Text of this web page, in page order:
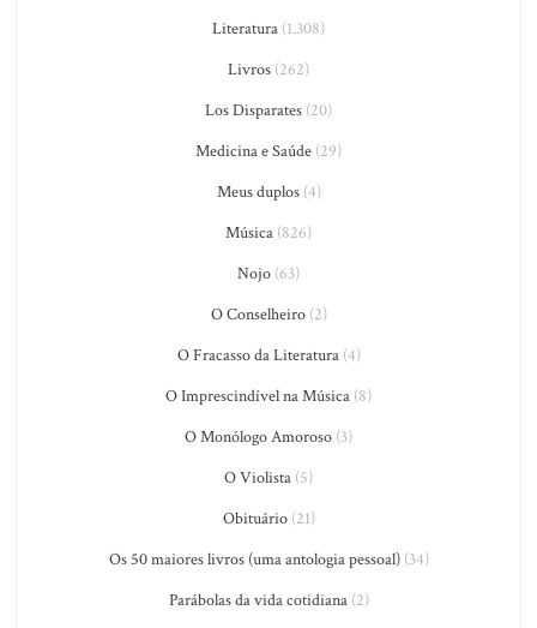
Literatura (1.308)
Livros (262)
Los Disparates (20)
Medicina e Saúde (29)
Meus duplos(4)
Música (826)
Nojo (63)
O Conselheiro(2)
O Fracasso da Literatura(4)
O Imprescindível na Música (8)
O Monólogo Amoroso (3)
O Violista (5)
Obituário(21)
Os 50 maiores livros (uma antologia pessoal)(34)
Parábolas da vida cotidiana(2)